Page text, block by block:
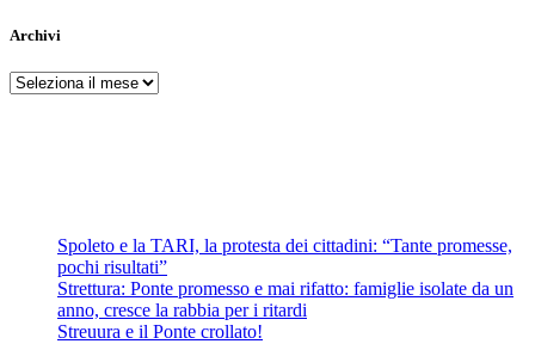
Archivi
Archivi
Spoleto e la TARI, la protesta dei cittadini: “Tante promesse,
pochi risultati”
Strettura: Ponte promesso e mai rifatto: famiglie isolate da un
anno, cresce la rabbia per i ritardi
Streuura e il Ponte crollato!